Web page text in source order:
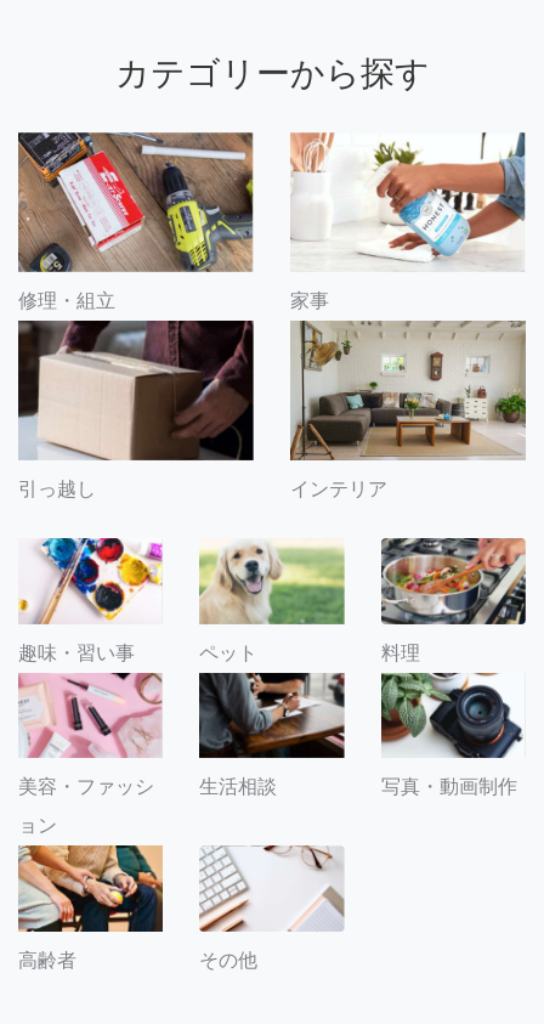
カテゴリーから探す
修理・組立 家事
引っ越し インテリア
趣味・習い事 ペット 料理
美容・ファッシ
ョン
生活相談 写真・動画制作
高齢者 その他